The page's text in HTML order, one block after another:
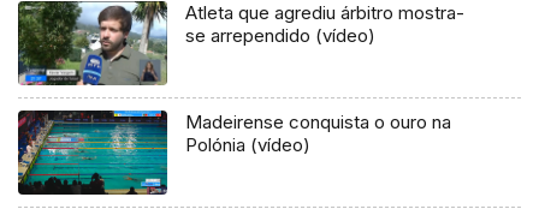
Atleta que agrediu árbitro mostra-
se arrependido (vídeo)
Madeirense conquista o ouro na
Polónia (vídeo)